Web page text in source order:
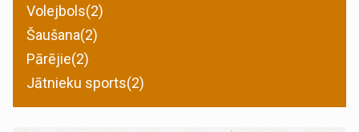
Volejbols(2)
Šaušana(2)
Pārējie(2)
Jātnieku sports(2)